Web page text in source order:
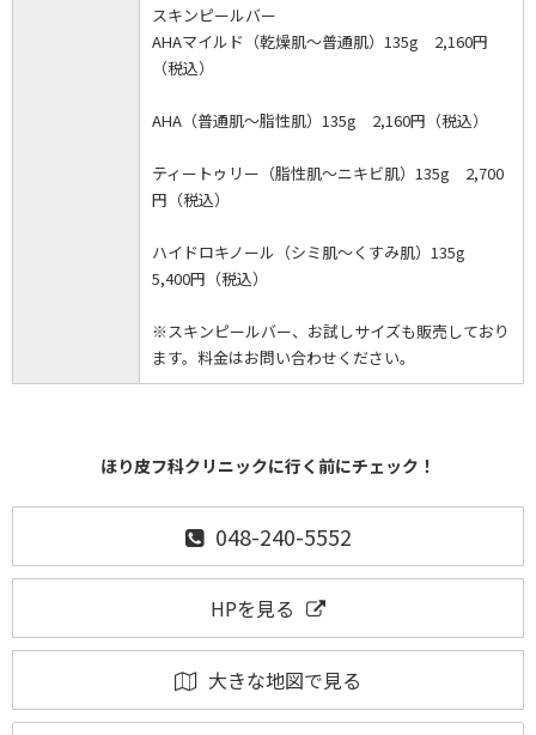
スキンピールバー
AHAマイルド（乾燥肌～普通肌）135g 2,160円
（税込）
AHA（普通肌～脂性肌）135g 2,160円（税込）
ティートゥリー（脂性肌～ニキビ肌）135g 2,700
円（税込）
ハイドロキノール（シミ肌～くすみ肌）135g
5,400円（税込）
※スキンピールバー、お試しサイズも販売しており
ます。料金はお問い合わせください。
ほり皮フ科クリニックに行く前にチェック！
048-240-5552
HPを見る
大きな地図で見る